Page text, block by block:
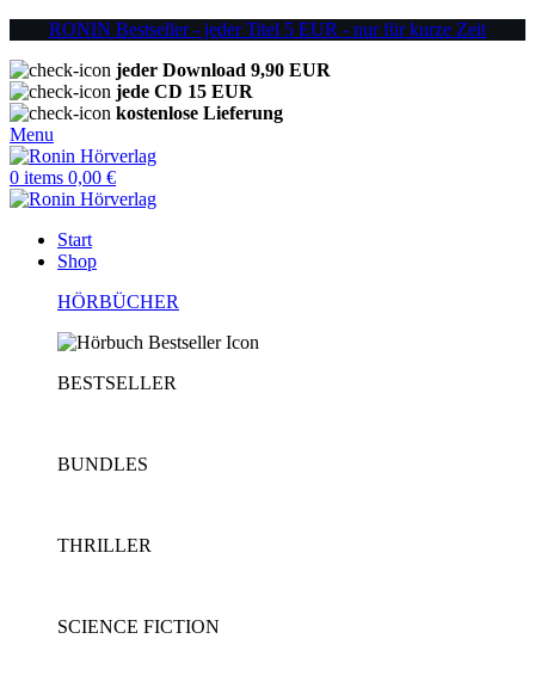
RONIN Bestseller - jeder Titel 5 EUR - nur für kurze Zeit
jeder Download 9,90 EUR
jede CD 15 EUR
kostenlose Lieferung
Menu
0 items 0,00 €
Start
Shop
HÖRBÜCHER
BESTSELLER
BUNDLES
THRILLER
SCIENCE FICTION